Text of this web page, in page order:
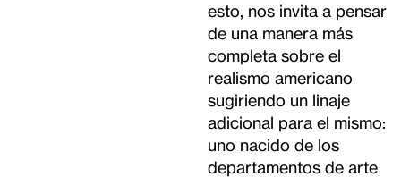
esto, nos invita a pensar
de una manera más
completa sobre el
realismo americano
sugiriendo un linaje
adicional para el mismo:
uno nacido de los
departamentos de arte